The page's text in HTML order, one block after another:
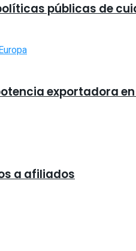
públicas de
exportadora en
a afiliados